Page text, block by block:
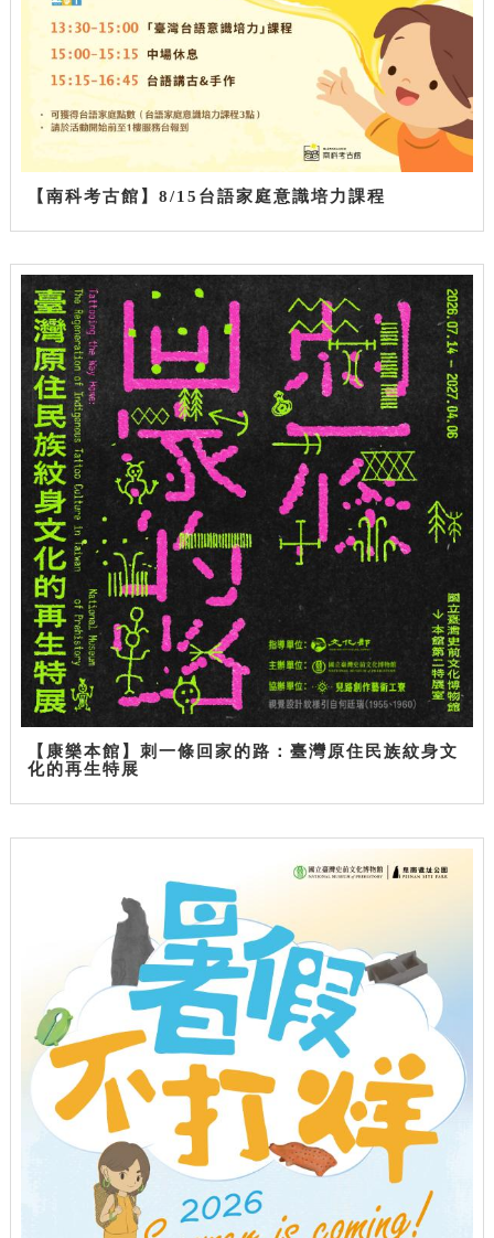
【南科考古館】8/15台語家庭意識培力課程
【康樂本館】刺一條回家的路：臺灣原住民族紋身文
化的再生特展